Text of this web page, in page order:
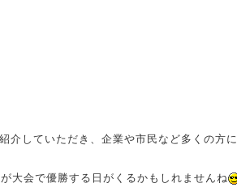
介していただき、企業や市民など多くの方に
大会で優勝する日がくるかもしれませんね